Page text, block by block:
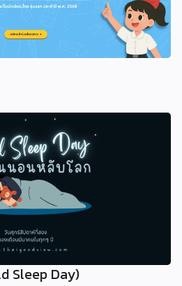
Sleep Day)